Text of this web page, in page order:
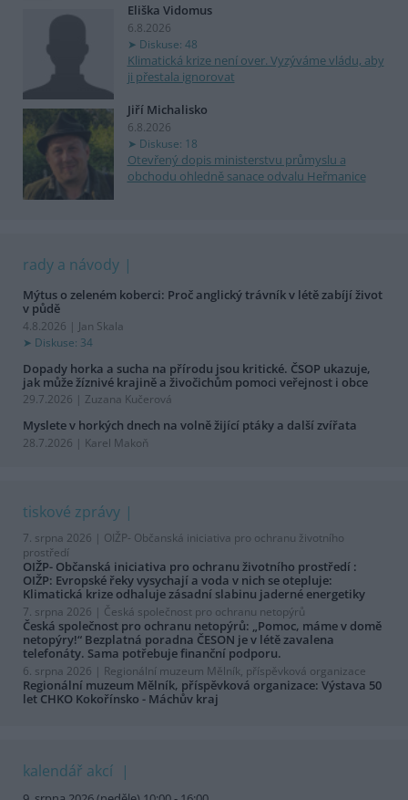
Eliška Vidomus
6.8.2026
Diskuse: 48
Klimatická krize není over. Vyzýváme vládu, aby
ji přestala ignorovat
Jiří Michalisko
6.8.2026
Diskuse: 18
Otevřený dopis ministerstvu průmyslu a
obchodu ohledně sanace odvalu Heřmanice
rady a návody
Mýtus o zeleném koberci: Proč anglický trávník v létě zabíjí život
v půdě
4.8.2026 | Jan Skala
Diskuse: 34
Dopady horka a sucha na přírodu jsou kritické. ČSOP ukazuje,
jak může žíznivé krajině a živočichům pomoci veřejnost i obce
29.7.2026 | Zuzana Kučerová
Myslete v horkých dnech na volně žijící ptáky a další zvířata
28.7.2026 | Karel Makoň
tiskové zprávy
7. srpna 2026 | OIŽP- Občanská iniciativa pro ochranu životního
prostředí
OIŽP- Občanská iniciativa pro ochranu životního prostředí :
OIŽP: Evropské řeky vysychají a voda v nich se otepluje:
Klimatická krize odhaluje zásadní slabinu jaderné energetiky
7. srpna 2026 | Česká společnost pro ochranu netopýrů
Česká společnost pro ochranu netopýrů: „Pomoc, máme v domě
netopýry!“ Bezplatná poradna ČESON je v létě zavalena
telefonáty. Sama potřebuje finanční podporu.
6. srpna 2026 | Regionální muzeum Mělník, příspěvková organizace
Regionální muzeum Mělník, příspěvková organizace: Výstava 50
let CHKO Kokořínsko - Máchův kraj
kalendář akcí